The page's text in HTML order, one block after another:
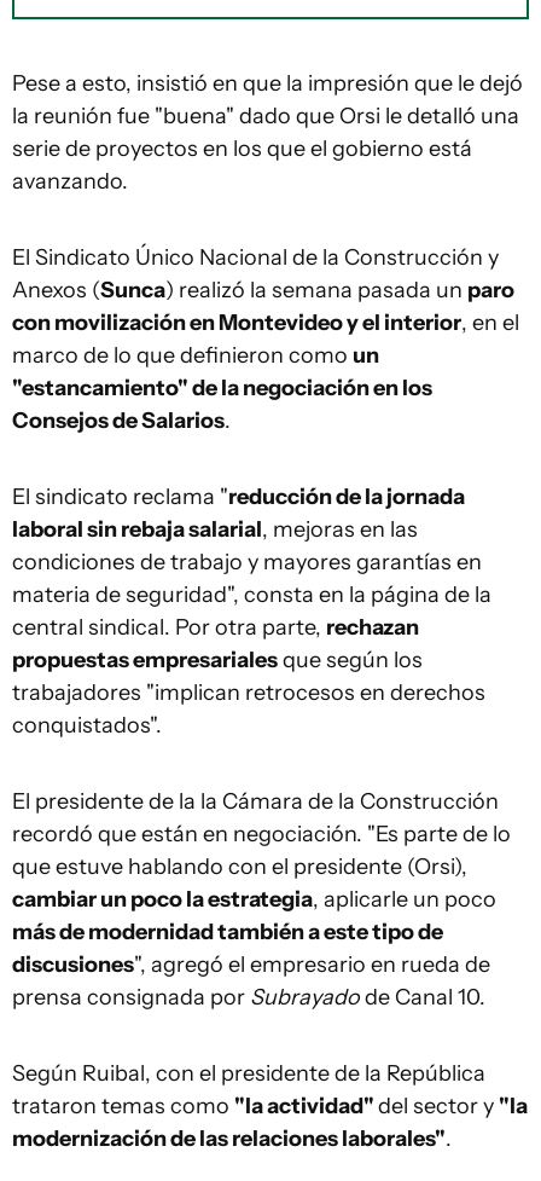
Pese a esto, insistió en que la impresión que le dejó
la reunión fue "buena" dado que Orsi le detalló una
serie de proyectos en los que el gobierno está
avanzando.
El Sindicato Único Nacional de la Construcción y
Anexos (Sunca) realizó la semana pasada un paro
con movilización en Montevideo y el interior, en el
marco de lo que definieron como un
"estancamiento" de la negociación en los
Consejos de Salarios.
El sindicato reclama "reducción de la jornada
laboral sin rebaja salarial, mejoras en las
condiciones de trabajo y mayores garantías en
materia de seguridad", consta en la página de la
central sindical. Por otra parte, rechazan
propuestas empresarialesque según los
trabajadores "implican retrocesos en derechos
conquistados".
El presidente de la la Cámara de la Construcción
recordó que están en negociación. "Es parte de lo
que estuve hablando con el presidente (Orsi),
cambiar un poco la estrategia, aplicarle un poco
más de modernidad también a este tipo de
discusiones", agregó el empresario en rueda de
prensa consignada por Subrayadode Canal 10.
Según Ruibal, con el presidente de la República
trataron temas como "la actividad"del sector y "la
modernización de las relaciones laborales".